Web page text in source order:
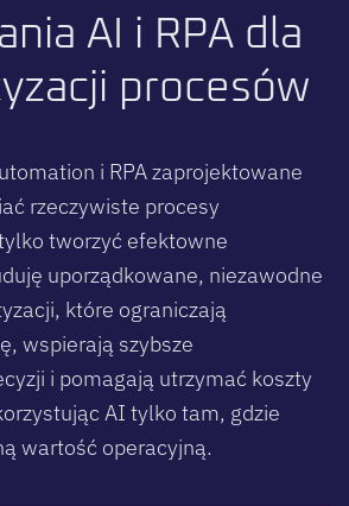
ania AI i RPA dla
yzacji procesów
i RPA zaprojektowane
rzeczywiste procesy
tworzyć efektowne
uporządkowane, niezawodne
które ograniczają
wspierają szybsze
i pomagają utrzymać koszty
AI tylko tam, gdzie
wartość operacyjną.